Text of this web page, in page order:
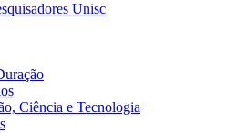
Unisc
Ciência e Tecnologia